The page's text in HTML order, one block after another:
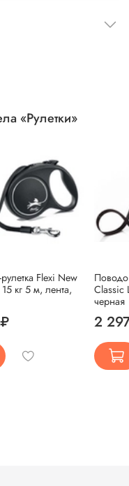
«Рулетки»
Flexi New
кг 5 м, лента,
Classic
черная
2